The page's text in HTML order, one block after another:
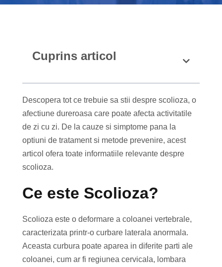
Cuprins articol
Descopera tot ce trebuie sa stii despre scolioza, o
afectiune dureroasa care poate afecta activitatile
de zi cu zi. De la cauze si simptome pana la
optiuni de tratament si metode prevenire, acest
articol ofera toate informatiile relevante despre
scolioza.
Ce este Scolioza?
Scolioza este o deformare a coloanei vertebrale,
caracterizata printr-o curbare laterala anormala.
Aceasta curbura poate aparea in diferite parti ale
coloanei, cum ar fi regiunea cervicala, lombara